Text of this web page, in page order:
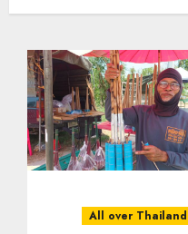
All over Thailand